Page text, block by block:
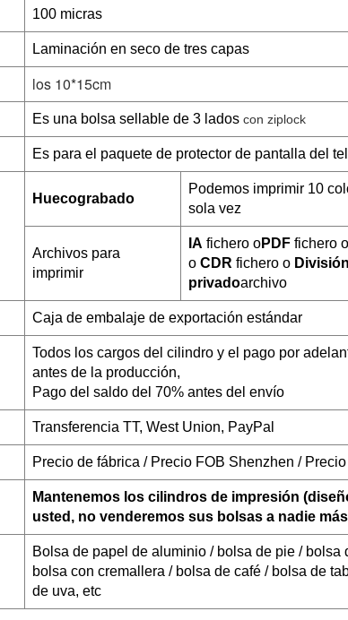
100 micras
Laminación en seco de tres capas
los 10*15cm
Es una bolsa sellable de 3 ladoscon ziplock
Es para el paquete de protector de pantalla del
Huecograbado
Podemos imprimir 10
sola vez
Archivos para
imprimir
IA fichero oPDFfichero o
o CDR fichero o
privadoarchivo
Caja de embalaje de exportación estándar
Todos los cargos del cilindro y el pago por
antes de la producción,
Pago del saldo del 70% antes del envío
Transferencia TT, West Union, PayPal
Precio de fábrica / Precio FOB Shenzhen /
Mantenemos los cilindros de impresión
usted, no venderemos sus bolsas a nadie
Bolsa de papel de aluminio / bolsa de pie / bolsa
bolsa con cremallera / bolsa de café / bolsa de
de uva, etc